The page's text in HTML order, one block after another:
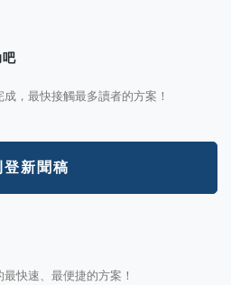
，最快接觸最多讀者的方案！
登新聞稿
快速、最便捷的方案！